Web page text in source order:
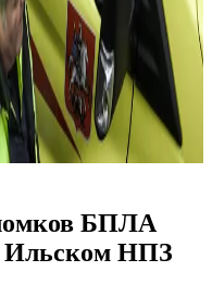
БПЛА
Ильском НПЗ